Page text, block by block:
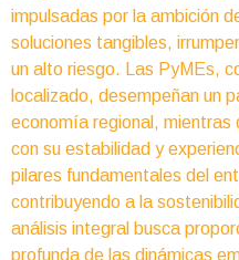
impulsadas por la ambición
soluciones tangibles,
un alto riesgo. Las PyMEs,
localizado, desempeñan un
economía regional, mientras
con su estabilidad y
pilares fundamentales del
contribuyendo a la
análisis integral busca
profunda de las dinámicas